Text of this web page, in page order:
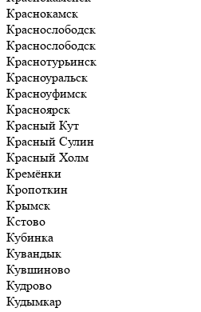
Краснокамск
Краснослободск
Краснослободск
Краснотурьинск
Красноуральск
Красноуфимск
Красноярск
Красный Кут
Красный Сулин
Красный Холм
Кремёнки
Кропоткин
Крымск
Кстово
Кубинка
Кувандык
Кувшиново
Кудрово
Кудымкар